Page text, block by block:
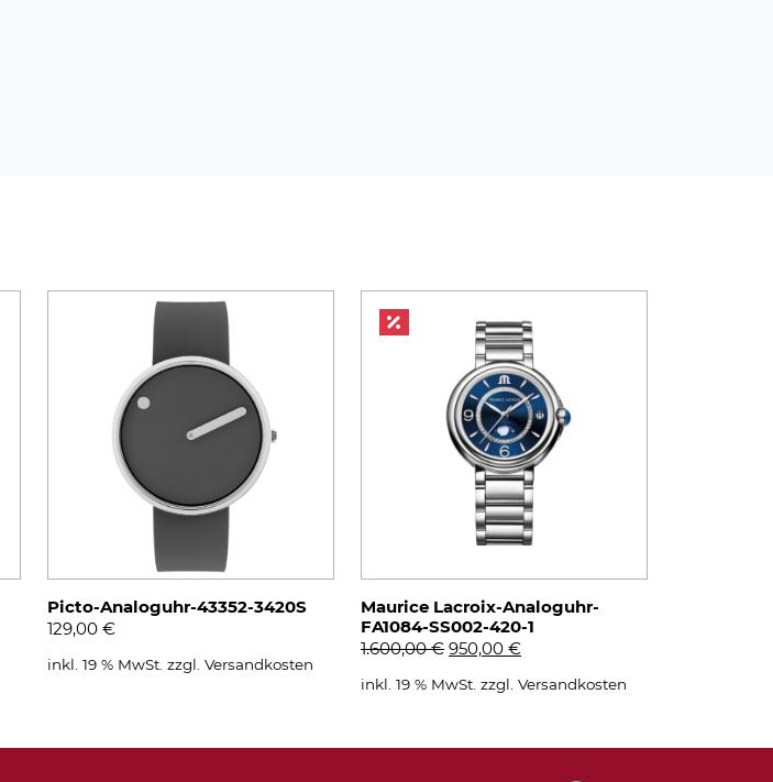
Picto-Analoguhr-43352-3420S
129,00 €
inkl. 19 % MwSt. zzgl. Versandkosten
Maurice Lacroix-Analoguhr-
FA1084-SS002-420-1
1.600,00€ Ursprünglicher
war:
950,00 €Aktueller
ist:
inkl. 19 % MwSt. zzgl. Versandkosten